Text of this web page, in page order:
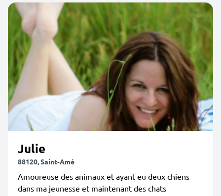
Julie
88120, Saint-Amé
Amoureuse des animaux et ayant eu deux chiens
dans ma jeunesse et maintenant des chats